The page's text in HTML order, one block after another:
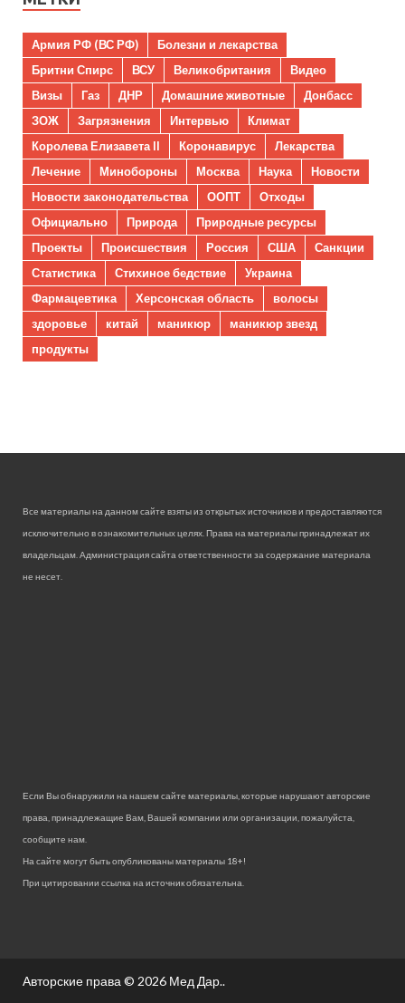
Армия РФ (ВС РФ)
Болезни и лекарства
Бритни Спирс
ВСУ Великобритания
Видео
Визы
Газ ДНР Домашние животные
Донбасс
ЗОЖ
Загрязнения Интервью
Климат
Королева Елизавета II
Коронавирус
Лекарства
Лечение
Минобороны Москва Наука
Новости
Новости законодательства
ООПТ
Отходы
Официально
Природа
Природные ресурсы
Проекты
Происшествия Россия США
Санкции
Статистика
Стихиное бедствие
Украина
Фармацевтика
Херсонская область
волосы
здоровье
китай маникюр
маникюр звезд
продукты
Все материалы на данном сайте взяты из открытых источников и предоставляются
исключительно в ознакомительных целях. Права на материалы принадлежат их
владельцам. Администрация сайта ответственности за содержание материала
не несет.
Если Вы обнаружили на нашем сайте материалы, которые нарушают авторские
права, принадлежащие Вам, Вашей компании или организации, пожалуйста,
сообщите нам.
На сайте могут быть опубликованы материалы 18+!
При цитировании ссылка на источник обязательна.
Авторские права © 2026 Мед Дар..